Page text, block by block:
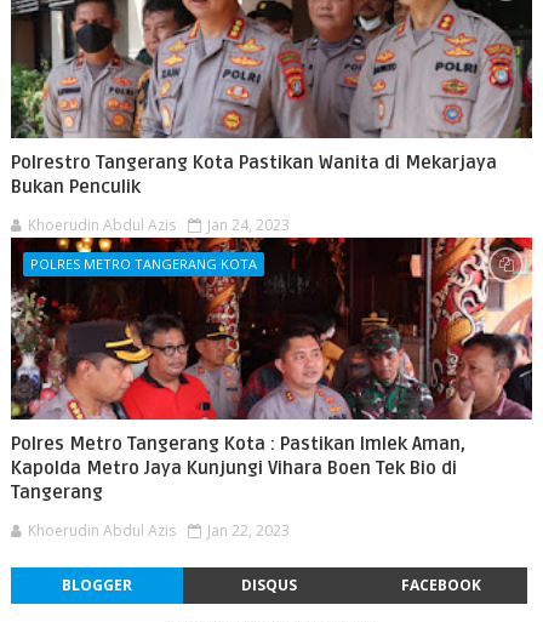
Polrestro Tangerang Kota Pastikan Wanita di Mekarjaya
Bukan Penculik
Khoerudin Abdul Azis Jan 24, 2023
POLRES METRO TANGERANG KOTA
Polres Metro Tangerang Kota : Pastikan Imlek Aman,
Kapolda Metro Jaya Kunjungi Vihara Boen Tek Bio di
Tangerang
Khoerudin Abdul Azis Jan 22, 2023
BLOGGER DISQUS FACEBOOK